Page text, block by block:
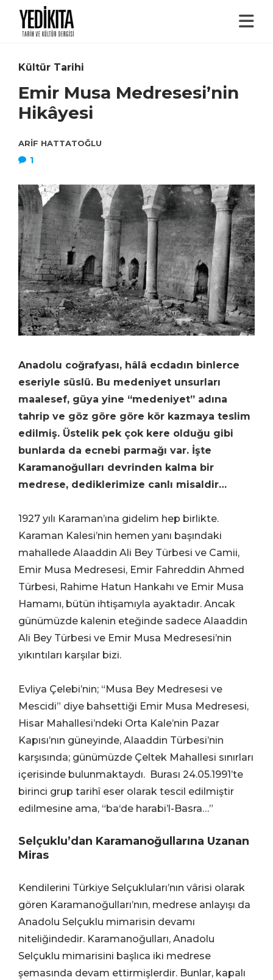
Kültür Tarihi
Emir Musa Medresesi’nin
Hikâyesi
ARIF HATTATOĞLU
1
Anadolu coğrafyası, hâlâ ecdadın binlerce
eseriyle süslü. Bu medeniyet unsurları
maalesef, güya yine “medeniyet” adına
tahrip ve göz göre göre kör kazmaya teslim
edilmiş. Üstelik pek çok kere olduğu gibi
bunlarda da ecnebi parmağı var. İşte
Karamanoğulları devrinden kalma bir
medrese, dediklerimize canlı misaldir…
1927 yılı Karaman’ına gidelim hep birlikte.
Karaman Kalesi’nin hemen yanı başındaki
mahallede Alaaddin Ali Bey Türbesi ve Camii,
Emir Musa Medresesi, Emir Fahreddin Ahmed
Türbesi, Rahime Hatun Hankahı ve Emir Musa
Hamamı, bütün ihtişamıyla ayaktadır. Ancak
günümüzde kalenin eteğinde sadece Alaaddin
Ali Bey Türbesi ve Emir Musa Medresesi’nin
yıkıntıları karşılar bizi.
Evliya Çelebi’nin; “Musa Bey Medresesi ve
Mescidi” diye bahsettiği Emir Musa Medresesi,
Hisar Mahallesi’ndeki Orta Kale’nin Pazar
Kapısı’nın güneyinde, Alaaddin Türbesi’nin
karşısında; günümüzde Çeltek Mahallesi sınırları
içerisinde bulunmaktaydı. Burası 24.05.1991’te
birinci grup tarihî eser olarak tescil edilmiştir
edilmesine ama, “ba‘de harabi’l-Basra…”
Selçuklu’dan Karamanoğullarına Uzanan
Miras
Kendilerini Türkiye Selçukluları’nın vârisi olarak
gören Karamanoğulları’nın, medrese anlayışı da
Anadolu Selçuklu mimarisin devamı
niteliğindedir. Karamanoğulları, Anadolu
Selçuklu mimarisini başlıca iki medrese
şemasında devam ettirmişlerdir. Bunlar, kapalı